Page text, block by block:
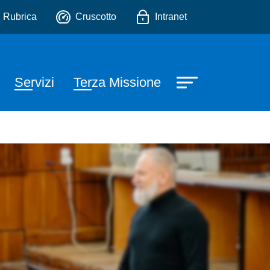
Rubrica Cruscotto Intranet
Servizi Terza Missione